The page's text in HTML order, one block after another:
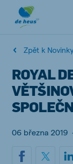
Zpět k Novinky
ROYAL
06 března 2019